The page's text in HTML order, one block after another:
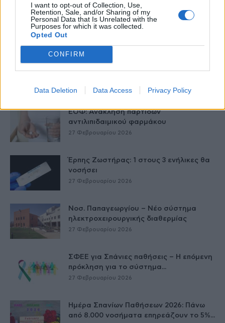
I want to opt-out of Collection, Use,
Retention, Sale, and/or Sharing of my
Personal Data that Is Unrelated with the
Purposes for which it was collected.
Opted Out
CONFIRM
Data Deletion Data Access Privacy Policy
Παράρτημα του Παίδων “Αγία Σοφία”
στο Ίλιον – Τι ανακοινώθηκε από...
Δύο χρόνια λειτουργίας της Κλινικής
ΕΟΦ: Ανάκληση παρτίδων
αντιλιπιδαιμικού φαρμάκου
27 Φεβρουαρίου 2026
Έρπης Ζωστήρας: 1 στους 3 ενήλικες θα
νοσήσει
27 Φεβρουαρίου 2026
Νοσ. Παπαγεωργίου – Νέο σύστημα
ηλεκτροχειρουργικής διαθερμίας
27 Φεβρουαρίου 2026
ΣΦΕΕ για Σπάνιες παθήσεις – Η επόμενη
πρόκληση για το σύστημα...
27 Φεβρουαρίου 2026
Ημέρα Σπανίων Παθήσεων 2026: Πάνω
από 8.000 νοσήματα επηρεάζουν το 5%...